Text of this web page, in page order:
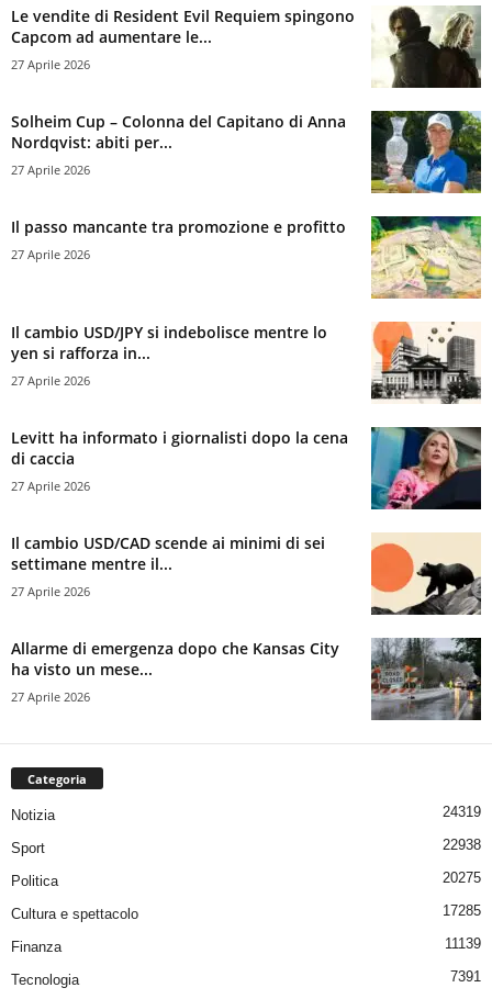
Le vendite di Resident Evil Requiem spingono
Capcom ad aumentare le...
27 Aprile 2026
Solheim Cup – Colonna del Capitano di Anna
Nordqvist: abiti per...
27 Aprile 2026
Il passo mancante tra promozione e profitto
27 Aprile 2026
Il cambio USD/JPY si indebolisce mentre lo
yen si rafforza in...
27 Aprile 2026
Levitt ha informato i giornalisti dopo la cena
di caccia
27 Aprile 2026
Il cambio USD/CAD scende ai minimi di sei
settimane mentre il...
27 Aprile 2026
Allarme di emergenza dopo che Kansas City
ha visto un mese...
27 Aprile 2026
Categoria
Notizia 24319
Sport 22938
Politica 20275
Cultura e spettacolo 17285
Finanza 11139
Tecnologia 7391